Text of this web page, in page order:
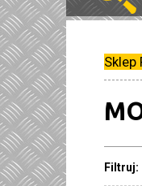
Sklep
Filtruj: